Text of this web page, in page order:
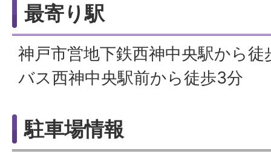
最寄り駅
神戸市営地下鉄西神中央駅から
バス西神中央駅前から徒歩3分
駐車場情報